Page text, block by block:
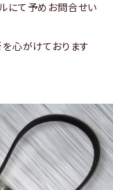
にて予めお問合せい
心がけております